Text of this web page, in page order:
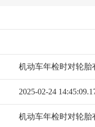
机动车年检时对轮胎
2025-02-24
机动车年检时对轮胎